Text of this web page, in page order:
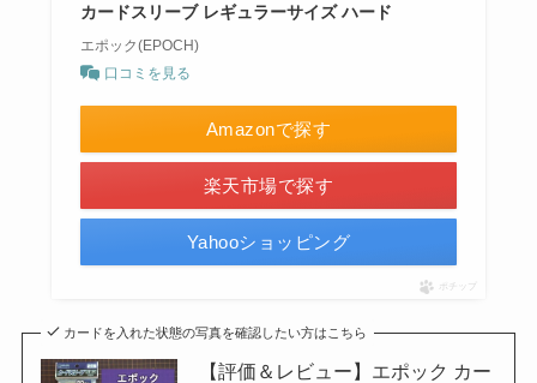
カードスリーブ レギュラーサイズ ハード
エポック(EPOCH)
口コミを見る
Amazonで探す
楽天市場で探す
Yahooショッピング
ポチップ
カードを入れた状態の写真を確認したい方はこちら
【評価＆レビュー】エポック カー